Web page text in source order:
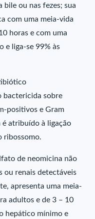
bile ou nas fezes; sua
com uma meia-vida
horas e com uma
e liga-se 99% às
bactericida sobre
positivos e Gram
atribuído à ligação
ribossomo.
de neomicina não
ou renais detectáveis
apresenta uma meia-
adultos e de 3 – 10
hepático mínimo e